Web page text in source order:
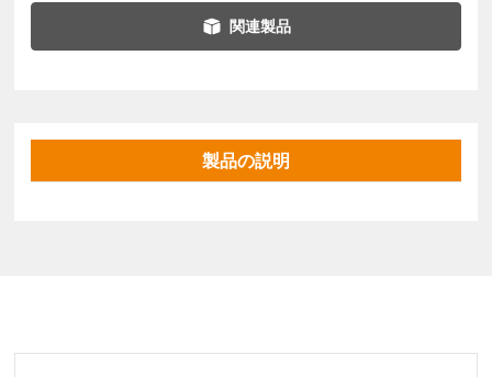
関連製品
製品の説明